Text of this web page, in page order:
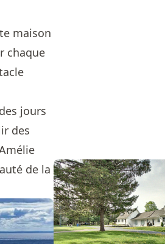
maison
chaque
jours
des
de la